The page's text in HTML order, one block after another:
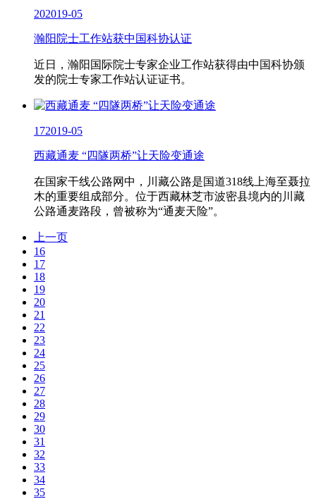
202019-05
瀚阳院士工作站获中国科协认证
近日，瀚阳国际院士专家企业工作站获得由中国科协颁
发的院士专家工作站认证证书。
172019-05
西藏通麦 “四隧两桥”让天险变通途
在国家干线公路网中，川藏公路是国道318线上海至聂拉
木的重要组成部分。位于西藏林芝市波密县境内的川藏
公路通麦路段，曾被称为“通麦天险”。
上一页
16
17
18
19
20
21
22
23
24
25
26
27
28
29
30
31
32
33
34
35